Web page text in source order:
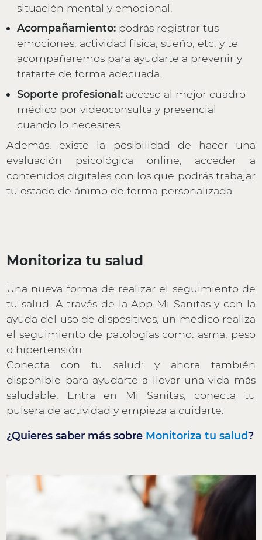
situación mental y emocional.
Acompañamiento: podrás registrar tus
emociones, actividad física, sueño, etc. y te
acompañaremos para ayudarte a prevenir y
tratarte de forma adecuada.
Soporte profesional:acceso al mejor cuadro
médico por videoconsulta y presencial
cuando lo necesites.
Además, existe la posibilidad de hacer una
evaluación psicológica online, acceder a
contenidos digitales con los que podrás trabajar
tu estado de ánimo de forma personalizada.
Monitoriza tu salud
Una nueva forma de realizar el seguimiento de
tu salud. A través de la App Mi Sanitas y con la
ayuda del uso de dispositivos, un médico realiza
el seguimiento de patologías como: asma, peso
o hipertensión.
Conecta con tu salud: y ahora también
disponible para ayudarte a llevar una vida más
saludable. Entra en Mi Sanitas, conecta tu
pulsera de actividad y empieza a cuidarte.
¿Quieres saber más sobre Monitoriza tu salud?